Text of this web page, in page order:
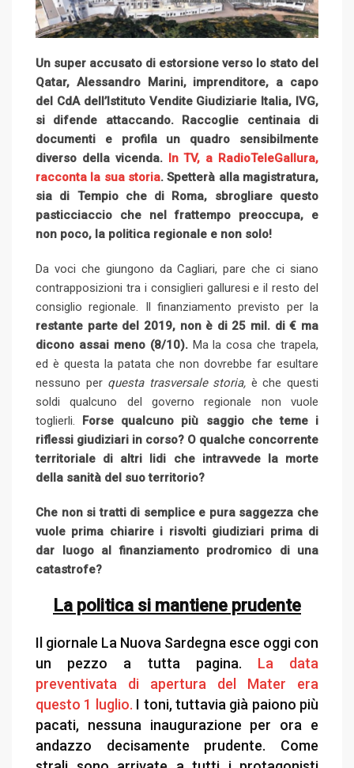
Un super accusato di estorsione verso lo stato del
Qatar, Alessandro Marini, imprenditore, a capo
del CdA dell’Istituto Vendite Giudiziarie Italia, IVG,
si difende attaccando. Raccoglie centinaia di
documenti e profila un quadro sensibilmente
diverso della vicenda. In TV, a RadioTeleGallura,
racconta la sua storia. Spetterà alla magistratura,
sia di Tempio che di Roma, sbrogliare questo
pasticciaccio che nel frattempo preoccupa, e
non poco, la politica regionale e non solo!
Da voci che giungono da Cagliari, pare che ci siano
contrapposizioni tra i consiglieri galluresi e il resto del
consiglio regionale. Il finanziamento previsto per la
restante parte del 2019, non è di 25 mil. di € ma
dicono assai meno (8/10).Ma la cosa che trapela,
ed è questa la patata che non dovrebbe far esultare
nessuno per questa trasversale storia, è che questi
soldi qualcuno del governo regionale non vuole
toglierli. Forse qualcuno più saggio che teme i
riflessi giudiziari in corso? O qualche concorrente
territoriale di altri lidi che intravvede la morte
della sanità del suo territorio?
Che non si tratti di semplice e pura saggezza che
vuole prima chiarire i risvolti giudiziari prima di
dar luogo al finanziamento prodromico di una
catastrofe?
La politica si mantiene prudente
Il giornale La Nuova Sardegna esce oggi con
un pezzo a tutta pagina. La data
preventivata di apertura del Mater era
questo 1 luglio. I toni, tuttavia già paiono più
pacati, nessuna inaugurazione per ora e
andazzo decisamente prudente. Come